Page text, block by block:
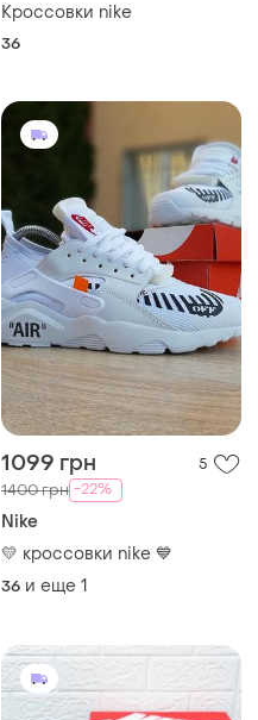
Кроссовки nike
36
1099 грн 5
1400 грн -22%
Nike
💛 кроссовки nike 💙
36 и еще 1